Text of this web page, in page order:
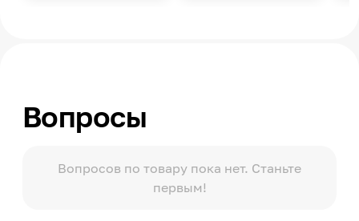
Поверхность применения
Пол
Вопросы
Вопросов по товару пока нет. Станьте
первым!